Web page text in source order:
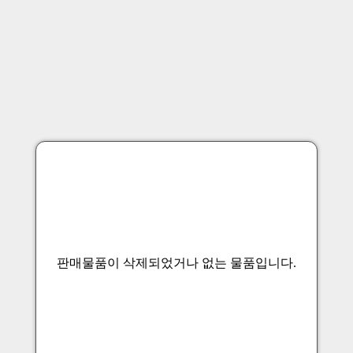
판매물품이 삭제되었거나 없는 물품입니다.